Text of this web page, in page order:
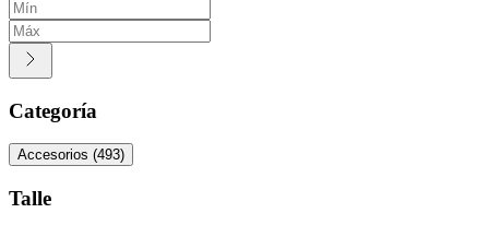
Categoría
Accesorios (493)
Talle